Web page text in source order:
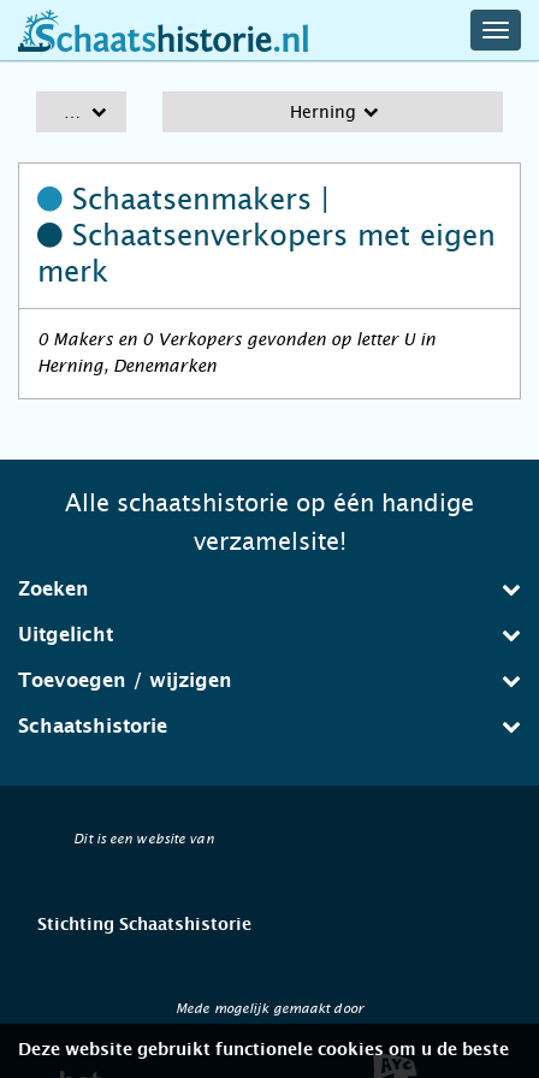
schaatshistorie.nl
Herning
Schaatsenmakers |
Schaatsenverkopers met eigen
merk
0 Makers en 0 Verkopers gevonden op letter U in
Herning, Denemarken
Alle schaatshistorie op één handige
verzamelsite!
Zoeken
Uitgelicht
Toevoegen / wijzigen
Schaatshistorie
Dit is een website van
Stichting Schaatshistorie
Mede mogelijk gemaakt door
Deze website gebruikt functionele cookies om u de beste